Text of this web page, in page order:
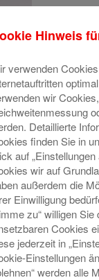
Rund
2026
Villingen
Auftritt,
Hinweis
verwenden
wir
Detaillierte
finden Sie in
auf
wir auf
außerdem die
Einwilligung
zu“ willigen
Cookies
jederzeit in
Einstellungen
werden alle